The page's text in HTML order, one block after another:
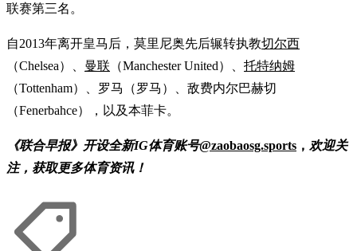
联赛第三名。
自2013年离开皇马后，莫里尼奥先后辗转执教切尔西
（Chelsea）、 曼联 （Manchester United）、 托特纳姆
（Tottenham）、罗马（罗马）、敌费内尔巴赫切
（Fenerbahce），以及本菲卡。
《联合早报》开设全新IG体育账号@zaobaosg.sports ， 欢迎关
注，获取更多体育资讯！